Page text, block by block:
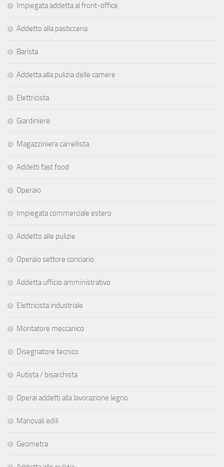
Impiegata addetta al front-office
Addetto alla pasticceria
Barista
Addetta alla pulizia delle camere
Elettricista
Giardiniere
Magazziniera carrellista
Addetti fast food
Operaio
Impiegata commerciale estero
Addetto alle pulizie
Operaio settore conciario
Addetta ufficio amministrativo
Elettricista industriale
Montatore meccanico
Disegnatore tecnico
Autista / bisarchista
Operai addetti alla lavorazione legno
Manovali edili
Geometra